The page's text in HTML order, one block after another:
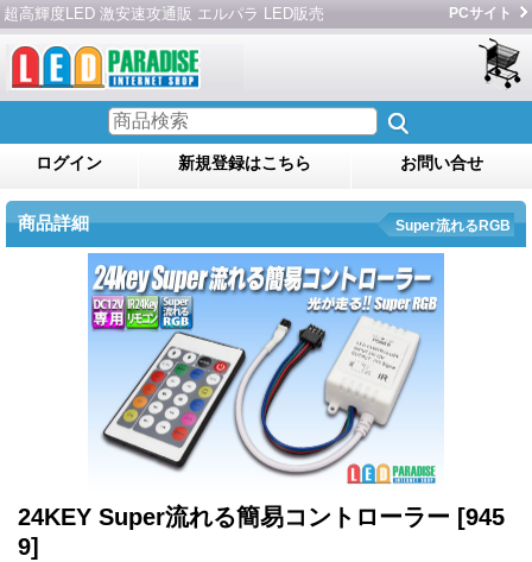
超高輝度LED 激安速攻通販 エルパラ LED販売 PCサイト
ログイン 新規登録はこちら お問い合せ
商品詳細 Super流れるRGB
24KEY Super流れる簡易コントローラー [945
9]